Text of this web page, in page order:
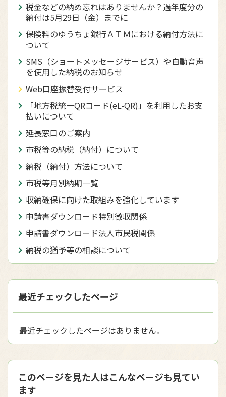
税金などの納め忘れはありませんか？過年度分の
納付は5月29日（金）までに
保険料のゆうちょ銀行ＡＴＭにおける納付方法に
ついて
SMS（ショートメッセージサービス）や自動音声
を使用した納税のお知らせ
Web口座振替受付サービス
「地方税統一QRコード(eL-QR)」を利用したお支
払いについて
延長窓口のご案内
市税等の納税（納付）について
納税（納付）方法について
市税等月別納期一覧
収納確保に向けた取組みを強化しています
申請書ダウンロード特別徴収関係
申請書ダウンロード法人市民税関係
納税の猶予等の相談について
最近チェックしたページ
最近チェックしたページはありません。
このページを見た人はこんなページも見てい
ます